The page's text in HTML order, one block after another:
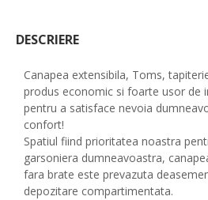
DESCRIERE
Canapea extensibila, Toms,
produs economic si foarte usor de
pentru a satisface nevoia
confort!
Spatiul fiind prioritatea noastra
garsoniera dumneavoastra,
fara brate este prevazuta
depozitare compartimentata.